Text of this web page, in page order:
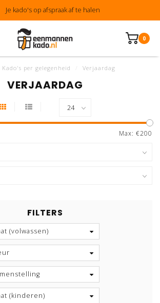
Je kado's op afspraak af te halen
0
Kado's per gelegenheid Verjaardag
VERJAARDAG
Max: €200
FILTERS
(volwassen)
(kinderen)